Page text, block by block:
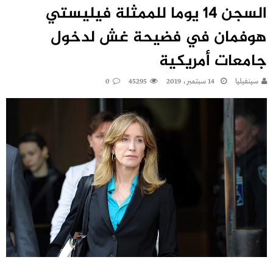
السجن 14 يوما للممثلة فيليستي
هوفمان في فضيحة غش لدخول
جامعات أمريكية
سينفيليا 14 سبتمبر، 2019 45295
0